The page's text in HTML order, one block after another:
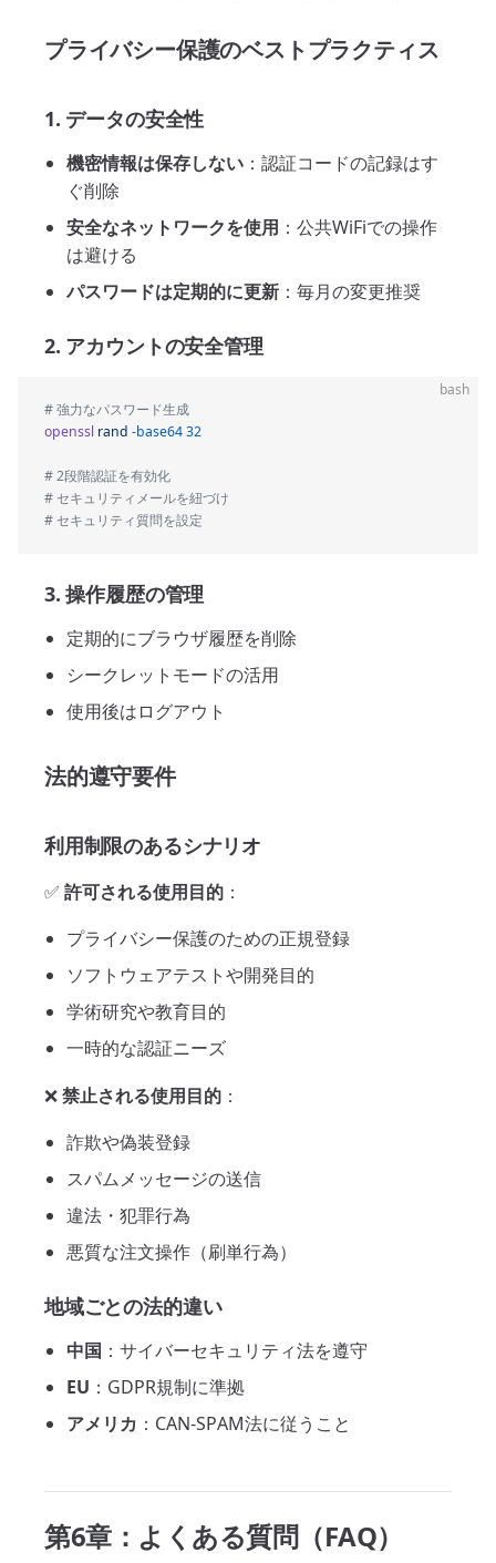
プライバシー保護のベストプラクティス
1. データの安全性
機密情報は保存しない ：認証コードの記録はす
ぐ削除
安全なネットワークを使用 ：公共WiFiでの操作
は避ける
パスワードは定期的に更新 ：毎月の変更推奨
2. アカウントの安全管理
bash
# 強力なパスワード生成
openssl rand -base64 32
# 2段階認証を有効化
# セキュリティメールを紐づけ
# セキュリティ質問を設定
3. 操作履歴の管理
定期的にブラウザ履歴を削除
シークレットモードの活用
使用後はログアウト
法的遵守要件
利用制限のあるシナリオ
✅ 許可される使用目的 ：
プライバシー保護のための正規登録
ソフトウェアテストや開発目的
学術研究や教育目的
一時的な認証ニーズ
❌禁止される使用目的 ：
詐欺や偽装登録
スパムメッセージの送信
違法・犯罪行為
悪質な注文操作（刷単行為）
地域ごとの法的違い
中国 ：サイバーセキュリティ法を遵守
EU ：GDPR規制に準拠
アメリカ ：CAN-SPAM法に従うこと
第6章：よくある質問（FAQ）